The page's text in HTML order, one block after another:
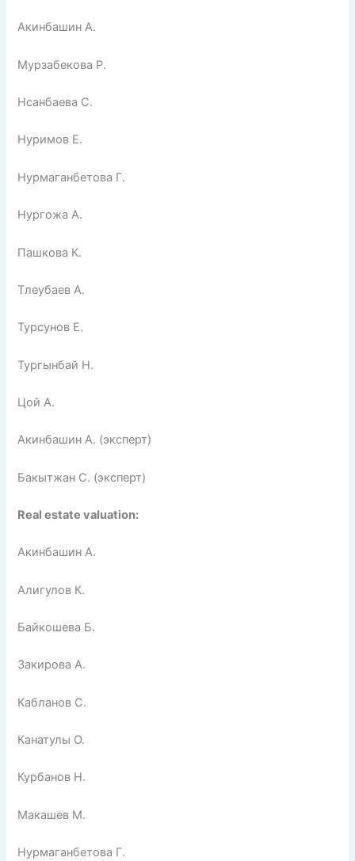
Акинбашин А.
Мурзабекова Р.
Нсанбаева С.
Нуримов Е.
Нурмаганбетова Г.
Нургожа А.
Пашкова К.
Тлеубаев А.
Турсунов Е.
Тургынбай Н.
Цой А.
Акинбашин А. (эксперт)
Бакытжан С. (эксперт)
Real estate valuation:
Акинбашин А.
Алигулов К.
Байкошева Б.
Закирова А.
Кабланов С.
Канатулы О.
Курбанов Н.
Макашев М.
Нурмаганбетова Г.